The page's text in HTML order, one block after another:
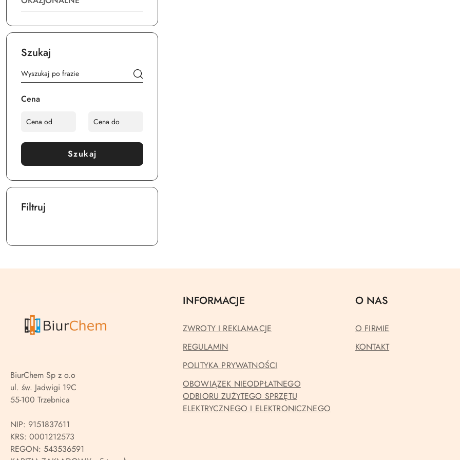
Szukaj
Cena
Szukaj
Filtruj
BiurChem Sp z o.o
ul. św. Jadwigi 19C
55-100 Trzebnica
NIP: 9151837611
KRS: 0001212573
REGON: 543536591
INFORMACJE
ZWROTY I REKLAMACJE
REGULAMIN
POLITYKA PRYWATNOŚCI
OBOWIĄZEK NIEODPŁATNEGO
ODBIORU ZUŻYTEGO SPRZĘTU
ELEKTRYCZNEGO I ELEKTRONICZNEGO
O NAS
O FIRMIE
KONTAKT